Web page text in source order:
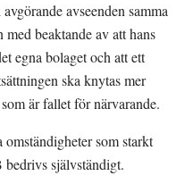
avseenden samma
beaktande av att hans
egna bolaget och att ett
ska knytas mer
är fallet för närvarande.
som starkt
självständigt.